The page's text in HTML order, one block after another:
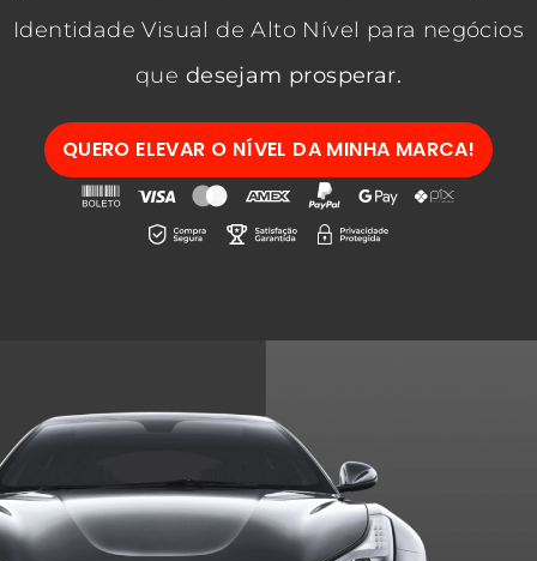
Identidade Visual de Alto Nível para negócios
que desejam prosperar.
QUERO ELEVAR O NÍVEL DA MINHA MARCA!